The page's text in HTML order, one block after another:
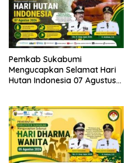
Pemkab Sukabumi
Mengucapkan Selamat Hari
Hutan Indonesia 07 Agustus